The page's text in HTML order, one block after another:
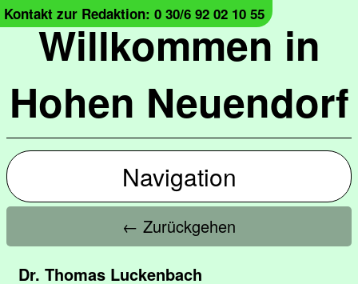
Willkommen in
Hohen Neuendorf
Kontakt zur Redaktion: 0 30/6 92 02 10 55
Navigation
← Zurückgehen
Dr. Thomas Luckenbach